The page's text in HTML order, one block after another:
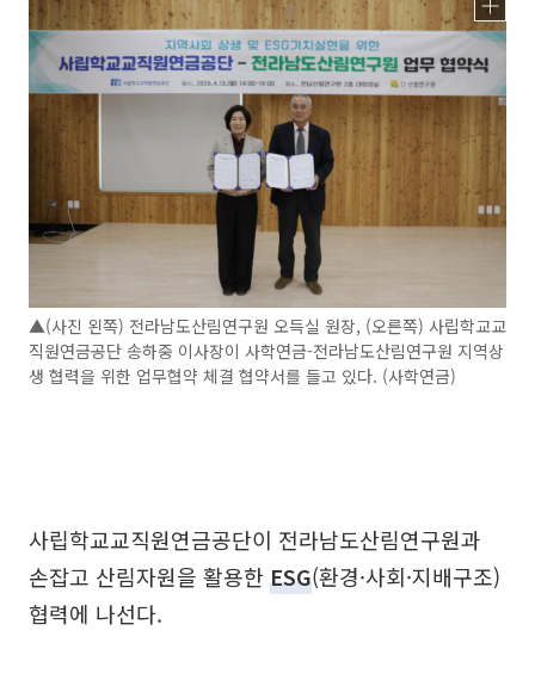
▲(사진 왼쪽) 전라남도산림연구원 오득실 원장, (오른쪽) 사립학교교
직원연금공단 송하중 이사장이 사학연금-전라남도산림연구원 지역상
생 협력을 위한 업무협약 체결 협약서를 들고 있다. (사학연금)
사립학교교직원연금공단이 전라남도산림연구원과
손잡고 산림자원을 활용한 ESG(환경·사회·지배구조)
협력에 나선다.